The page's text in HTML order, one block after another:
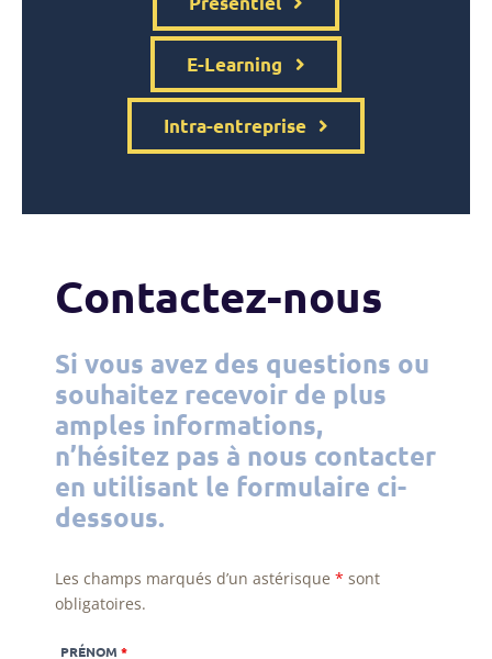
E-Learning
Intra-entreprise
Contactez-nous
Si vous avez des questions ou
souhaitez recevoir de plus
amples informations,
n’hésitez pas à nous contacter
en utilisant le formulaire ci-
dessous.
Les champs marqués d’un astérisque * sont
obligatoires.
PRÉNOM *